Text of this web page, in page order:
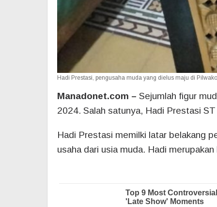
Hadi Prestasi, pengusaha muda yang dielus maju di
Manadonet.com – Sejumlah figur
2024. Salah satunya, Hadi Prestasi
Hadi Prestasi memilki latar belakang
usaha dari usia muda. Hadi